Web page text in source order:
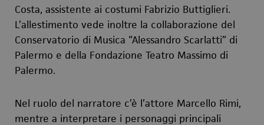
Costa, assistente ai costumi Fabrizio Buttiglieri.
L’allestimento vede inoltre la collaborazione del
Conservatorio di Musica “Alessandro Scarlatti” di
Palermo e della Fondazione Teatro Massimo di
Palermo.
Nel ruolo del narratore c’è l’attore Marcello Rimi,
mentre a interpretare i personaggi principali